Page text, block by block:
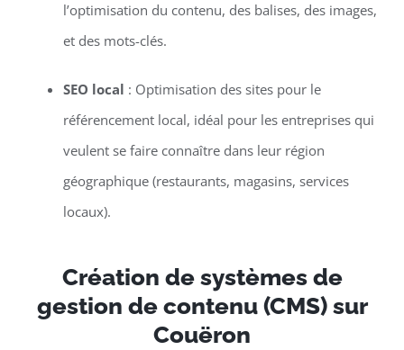
l’optimisation du contenu, des balises, des images,
et des mots-clés.
SEO local : Optimisation des sites pour le
référencement local, idéal pour les entreprises qui
veulent se faire connaître dans leur région
géographique (restaurants, magasins, services
locaux).
Création de systèmes de
gestion de contenu (CMS) sur
Couëron